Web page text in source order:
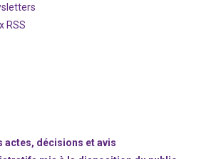
tters
RSS
actes, décisions et avis